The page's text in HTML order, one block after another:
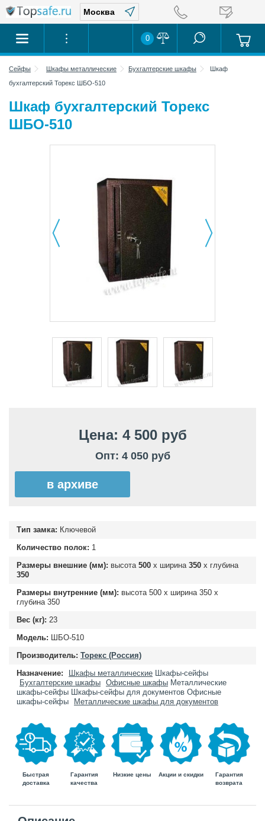
0
Сейфы Шкафы металлические Бухгалтерские шкафы
Шкаф
бухгалтерский Торекс ШБО-510
Шкаф бухгалтерский Торекс
ШБО-510
Цена: 4 500 руб
Опт: 4 050 руб
в архиве
Тип замка: Ключевой
Количество полок: 1
Размеры внешние (мм): высота 500 х ширина 350 х глубина
350
Размеры внутренние (мм): высота 500 х ширина 350 х
глубина 350
Вес (кг): 23
Модель: ШБО-510
Производитель: Торекс (Россия)
Назначение:
Шкафы металлические
Шкафы-сейфы
Бухгалтерские шкафы Офисные шкафы Металлические
шкафы-сейфы
Шкафы-сейфы для документов Офисные
шкафы-сейфы
Металлические шкафы для документов
Быстрая
доставка
Гарантия
качества
Низкие цены Акции и скидки
Гарантия
возврата